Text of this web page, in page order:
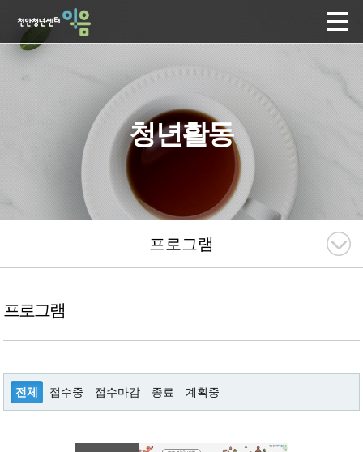
청년활동
프로그램
프로그램
전체 접수중 접수마감 종료 계획중